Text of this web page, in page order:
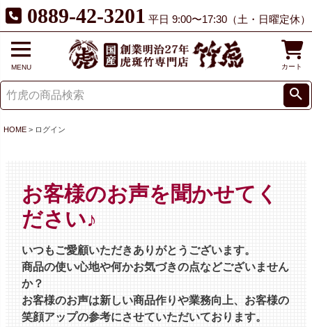
0889-42-3201 平日 9:00〜17:30（土・日曜定休）
MENU カート
HOME ログイン
お客様のお声を聞かせてく
ださい♪
いつもご愛顧いただきありがとうございます。
商品の使い心地や何かお気づきの点などございません
か？
お客様のお声は新しい商品作りや業務向上、お客様の
笑顔アップの参考にさせていただいております。